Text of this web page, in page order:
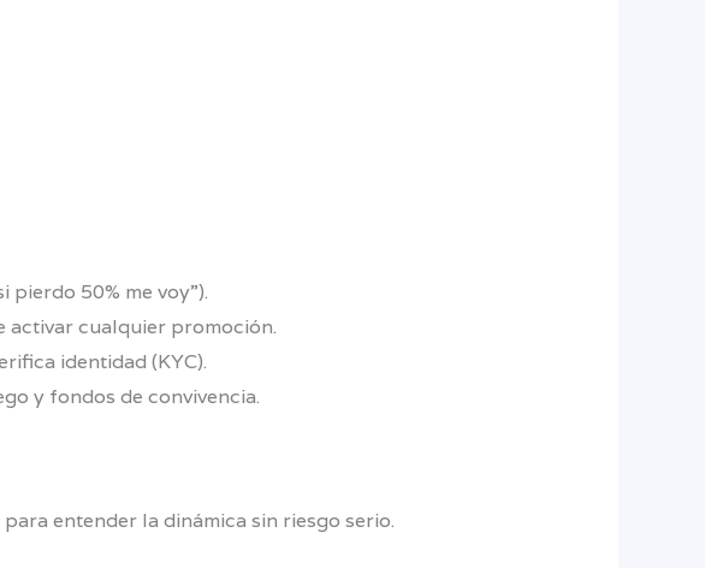
50% me voy”).
activar cualquier promoción.
identidad (KYC).
y fondos de convivencia.
entender la dinámica sin riesgo serio.